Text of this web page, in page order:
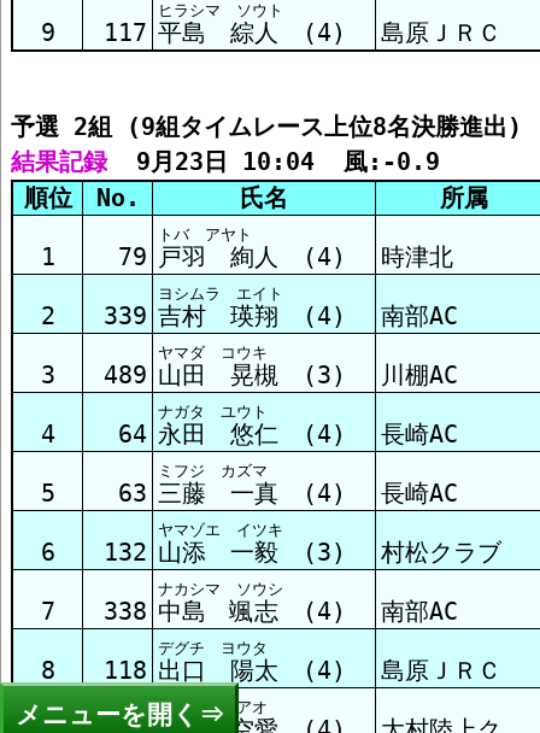
メニュー
9 117
ヒラシマ ソウト
平島 綜人 (4) 島原ＪＲＣ
予選 2組 (9組タイムレース上位8名決勝進出)
結果記録
  9月23日 10:04  風:-0.9
順位
No. 氏名 所属
1 79
トバ アヤト
戸羽 絢人 (4) 時津北
2 339
ヨシムラ エイト
吉村 瑛翔 (4) 南部AC
3 489
ヤマダ コウキ
山田 晃槻 (3) 川棚AC
4 64
ナガタ ユウト
永田 悠仁 (4) 長崎AC
5 63
ミフジ カズマ
三藤 一真 (4) 長崎AC
6 132
ヤマゾエ イツキ
山添 一毅 (3) 村松クラブ
7 338
ナカシマ ソウシ
中島 颯志 (4) 南部AC
8 118
デグチ ヨウタ
出口 陽太 (4) 島原ＪＲＣ
ワタナベ アオ